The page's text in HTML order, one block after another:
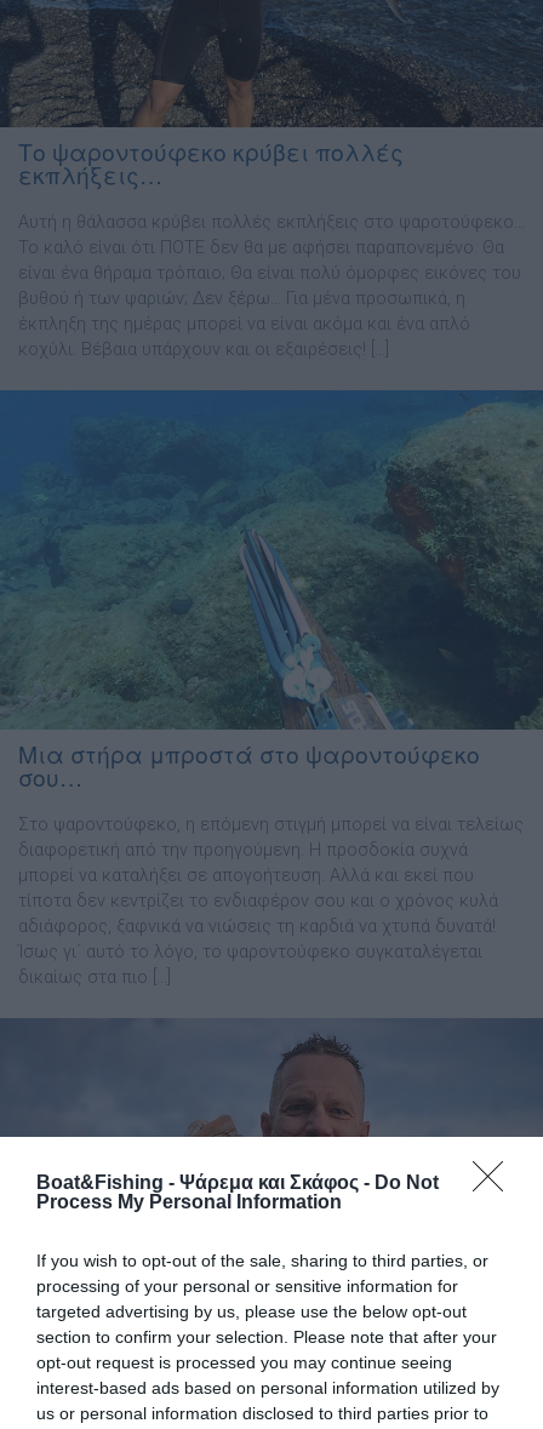
Boat&Fishing - Ψάρεμα και Σκάφος - Do Not
Process My Personal Information
If you wish to opt-out of the sale, sharing to third parties, or
processing of your personal or sensitive information for
targeted advertising by us, please use the below opt-out
section to confirm your selection. Please note that after your
opt-out request is processed you may continue seeing
interest-based ads based on personal information utilized by
us or personal information disclosed to third parties prior to
Το ψαροντούφεκο κρύβει πολλές
εκπλήξεις…
Αυτή η θάλασσα κρύβει πολλές εκπλήξεις στο ψαροτούφεκο…
Το καλό είναι ότι ΠΟΤΕ δεν θα με αφήσει παραπονεμένο. Θα
είναι ένα θήραμα τρόπαιο; Θα είναι πολύ όμορφες εικόνες του
βυθού ή των ψαριών; Δεν ξέρω… Για μένα προσωπικά, η
έκπληξη της ημέρας μπορεί να είναι ακόμα και ένα απλό
κοχύλι. Βέβαια υπάρχουν και οι εξαιρέσεις! […]
Μια στήρα μπροστά στο ψαροντούφεκο
σου…
Στο ψαροντούφεκο, η επόμενη στιγμή μπορεί να είναι τελείως
διαφορετική από την προηγούμενη. Η προσδοκία συχνά
μπορεί να καταλήξει σε απογοήτευση. Αλλά και εκεί που
τίποτα δεν κεντρίζει το ενδιαφέρον σου και ο χρόνος κυλά
αδιάφορος, ξαφνικά να νιώσεις τη καρδιά να χτυπά δυνατά!
Ίσως γι΄ αυτό το λόγο, το ψαροντούφεκο συγκαταλέγεται
δικαίως στα πιο […]
Xαλκιδική: Πιάστηκε με ψαροντούφεκο
εντυπωσιακή συναγρίδα - Πόσο ζύγιζε